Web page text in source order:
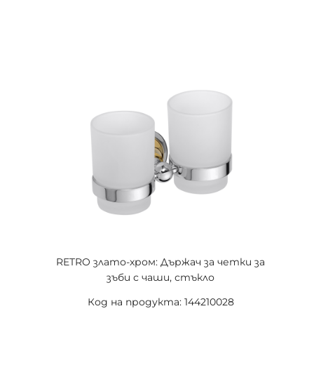
RETRO злато-хром: Държач за четки за
зъби с чаши, стъкло
Код на продукта: 144210028